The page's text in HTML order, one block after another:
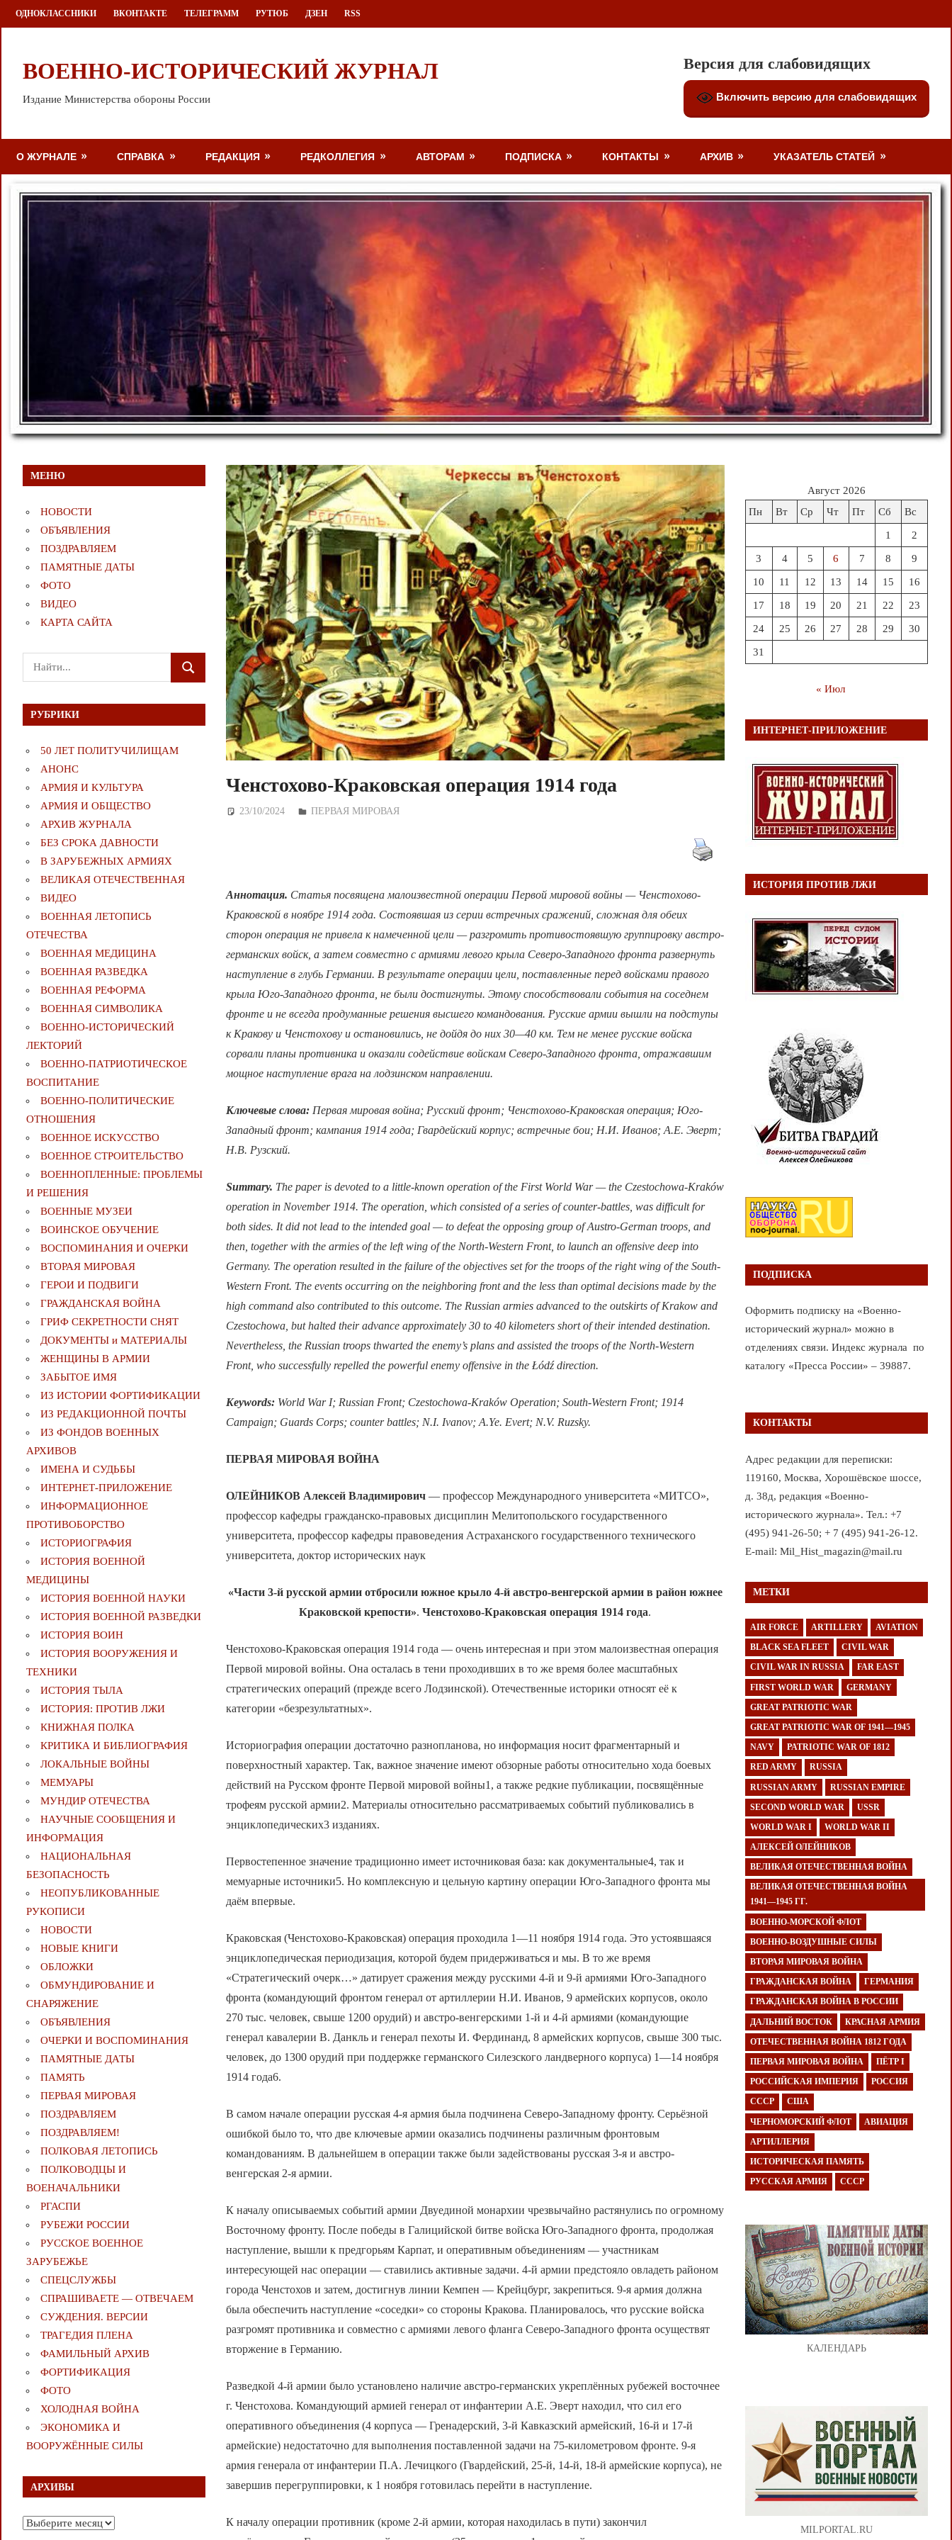
Перейти
к
ОДНОКЛАССНИКИ ВКОНТАКТЕ ТЕЛЕГРАММ РУТЮБ ДЗЕН RSS
ВОЕННО-ИСТОРИЧЕСКИЙ ЖУРНАЛ
Издание Министерства обороны России
Версия для слабовидящих
Включить версию для слабовидящих
О ЖУРНАЛЕ СПРАВКА РЕДАКЦИЯ РЕДКОЛЛЕГИЯ АВТОРАМ ПОДПИСКА КОНТАКТЫ АРХИВ УКАЗАТЕЛЬ СТАТЕЙ
Ченстохово-Краковская операция 1914 года
23/10/2024 Дежурный по Редакции
ПЕРВАЯ МИРОВАЯ
Аннотация. Статья посвящена малоизвестной операции Первой мировой войны — Ченстохово-
Краковской в ноябре 1914 года. Состоявшая из серии встречных сражений, сложная для обеих
сторон операция не привела к намеченной цели — разгромить противостоявшую группировку австро-
германских войск, а затем совместно с армиями левого крыла Северо-Западного фронта развернуть
наступление в глубь Германии. В результате операции цели, поставленные перед войсками правого
крыла Юго-Западного фронта, не были достигнуты. Этому способствовали события на соседнем
фронте и не всегда продуманные решения высшего командования. Русские армии вышли на подступы
к Кракову и Ченстохову и остановились, не дойдя до них 30—40 км. Тем не менее русские войска
сорвали планы противника и оказали содействие войскам Северо-Западного фронта, отражавшим
мощное наступление врага на лодзинском направлении.
Ключевые слова: Первая мировая война; Русский фронт; Ченстохово-Краковская операция; Юго-
Западный фронт; кампания 1914 года; Гвардейский корпус; встречные бои; Н.И. Иванов; А.Е. Эверт;
Н.В. Рузский.
Summary. The paper is devoted to a little-known operation of the First World War — the Czestochowa-Kraków
operation in November 1914. The operation, which consisted of a series of counter-battles, was difficult for
both sides. It did not lead to the intended goal — to defeat the opposing group of Austro-German troops, and
then, together with the armies of the left wing of the North-Western Front, to launch an offensive deep into
Germany. The operation resulted in the failure of the objectives set for the troops of the right wing of the South-
Western Front. The events occurring on the neighboring front and the less than optimal decisions made by the
high command also contributed to this outcome. The Russian armies advanced to the outskirts of Krakow and
Czestochowa, but halted their advance approximately 30 to 40 kilometers short of their intended destination.
Nevertheless, the Russian troops thwarted the enemy’s plans and assisted the troops of the North-Western
Front, who successfully repelled the powerful enemy offensive in the Łódź direction.
Keywords: World War I; Russian Front; Czestochowa-Kraków Operation; South-Western Front; 1914
Campaign; Guards Corps; counter battles; N.I. Ivanov; A.Ye. Evert; N.V. Ruzsky.
ПЕРВАЯ МИРОВАЯ ВОЙНА
ОЛЕЙНИКОВ Алексей Владимирович — профессор Международного университета «МИТСО»,
профессор кафедры гражданско-правовых дисциплин Мелитопольского государственного
университета, профессор кафедры правоведения Астраханского государственного технического
университета, доктор исторических наук
«Части 3-й русской армии отбросили южное крыло 4-й австро-венгерской армии в район южнее
Краковской крепости».Ченстохово-Краковская операция 1914 года.
Ченстохово-Краковская операция 1914 года — очень интересная и при этом малоизвестная операция
Первой мировой войны. Она осталась в тени проходивших в то же время более масштабных
стратегических операций (прежде всего Лодзинской). Отечественные историки относят её к
категории «безрезультатных».
Историография операции достаточно разнопланова, но информация носит фрагментарный и
поверхностный характер. Так, важное значение имеют обзорные работы относительно хода боевых
действий на Русском фронте Первой мировой войны1, а также редкие публикации, посвящённые
трофеям русской армии2. Материалы относительно рассматриваемых событий публиковались в
энциклопедических3 изданиях.
Первостепенное значение традиционно имеет источниковая база: как документальные4, так и
мемуарные источники5. Но комплексную и цельную картину операции Юго-Западного фронта мы
даём впервые.
Краковская (Ченстохово-Краковская) операция проходила 1—11 ноября 1914 года. Это устоявшаяся
энциклопедическая периодизация, которой будем придерживаться и мы. В то же время
«Стратегический очерк…» датирует сражения между русскими 4-й и 9-й армиями Юго-Западного
фронта (командующий фронтом генерал от артиллерии Н.И. Иванов, 9 армейских корпусов, около
270 тыс. человек, свыше 1200 орудий) и австро-венгерскими 1-й и 4-й армиями (командующие
генерал кавалерии В. Данкль и генерал пехоты И. Фердинанд, 8 армейских корпусов, свыше 300 тыс.
человек, до 1300 орудий при поддержке германского Силезского ландверного корпуса) 1—14 ноября
1914 года6.
В самом начале операции русская 4-я армия была подчинена Северо-Западному фронту. Серьёзной
ошибкой было то, что две ключевые армии оказались подчинены различным фронтовым
командованиям. В дальнейшем в операции также были задействованы русская 3-я и австро-
венгерская 2-я армии.
К началу описываемых событий армии Двуединой монархии чрезвычайно растянулись по огромному
Восточному фронту. После победы в Галицийской битве войска Юго-Западного фронта, продолжая
наступление, вышли к предгорьям Карпат, и оперативным объединениям — участникам
интересующей нас операции — ставились активные задачи. 4-й армии предстояло овладеть районом
города Ченстохов и затем, достигнув линии Кемпен — Крейцбург, закрепиться. 9-я армия должна
была обеспечить наступление «соседки» со стороны Кракова. Планировалось, что русские войска
разгромят противника и совместно с армиями левого фланга Северо-Западного фронта осуществят
вторжение в Германию.
Разведкой 4-й армии было установлено наличие австро-германских укреплённых рубежей восточнее
г. Ченстохова. Командующий армией генерал от инфантерии А.Е. Эверт находил, что сил его
оперативного объединения (4 корпуса — Гренадерский, 3-й Кавказский армейский, 16-й и 17-й
армейские) недостаточно для выполнения поставленной задачи на 75-километровом фронте. 9-я
армия генерала от инфантерии П.А. Лечицкого (Гвардейский, 25-й, 14-й, 18-й армейские корпуса), не
завершив перегруппировки, к 1 ноября готовилась перейти в наступление.
К началу операции противник (кроме 2-й армии, которая находилась в пути) закончил
МЕНЮ
НОВОСТИ
ОБЪЯВЛЕНИЯ
ПОЗДРАВЛЯЕМ
ПАМЯТНЫЕ ДАТЫ
ФОТО
ВИДЕО
КАРТА САЙТА
Поиск
для:
ПОИСК
РУБРИКИ
50 ЛЕТ ПОЛИТУЧИЛИЩАМ
АНОНС
АРМИЯ И КУЛЬТУРА
АРМИЯ И ОБЩЕСТВО
АРХИВ ЖУРНАЛА
БЕЗ СРОКА ДАВНОСТИ
В ЗАРУБЕЖНЫХ АРМИЯХ
ВЕЛИКАЯ ОТЕЧЕСТВЕННАЯ
ВИДЕО
ВОЕННАЯ ЛЕТОПИСЬ
ОТЕЧЕСТВА
ВОЕННАЯ МЕДИЦИНА
ВОЕННАЯ РАЗВЕДКА
ВОЕННАЯ РЕФОРМА
ВОЕННАЯ СИМВОЛИКА
ВОЕННО-ИСТОРИЧЕСКИЙ
ЛЕКТОРИЙ
ВОЕННО-ПАТРИОТИЧЕСКОЕ
ВОСПИТАНИЕ
ВОЕННО-ПОЛИТИЧЕСКИE
ОТНОШЕНИЯ
ВОЕННОЕ ИСКУССТВО
ВОЕННОЕ СТРОИТЕЛЬСТВО
ВОЕННОПЛЕННЫЕ: ПРОБЛЕМЫ
И РЕШЕНИЯ
ВОЕННЫЕ МУЗЕИ
ВОИНСКОЕ ОБУЧЕНИЕ
ВОСПОМИНАНИЯ И ОЧЕРКИ
ВТОРАЯ МИРОВАЯ
ГЕРОИ И ПОДВИГИ
ГРАЖДАНСКАЯ ВОЙНА
ГРИФ СЕКРЕТНОСТИ СНЯТ
ДОКУМЕНТЫ и МАТЕРИАЛЫ
ЖЕНЩИНЫ В АРМИИ
ЗАБЫТОЕ ИМЯ
ИЗ ИСТОРИИ ФОРТИФИКАЦИИ
ИЗ РЕДАКЦИОННОЙ ПОЧТЫ
ИЗ ФОНДОВ ВОЕННЫХ
АРХИВОВ
ИМЕНА И СУДЬБЫ
ИНТЕРНЕТ-ПРИЛОЖЕНИЕ
ИНФОРМАЦИОННОЕ
ПРОТИВОБОРСТВО
ИСТОРИОГРАФИЯ
ИСТОРИЯ ВОЕННОЙ
МЕДИЦИНЫ
ИСТОРИЯ ВОЕННОЙ НАУКИ
ИСТОРИЯ ВОЕННОЙ РАЗВЕДКИ
ИСТОРИЯ ВОИН
ИСТОРИЯ ВООРУЖЕНИЯ И
ТЕХНИКИ
ИСТОРИЯ ТЫЛА
ИСТОРИЯ: ПРОТИВ ЛЖИ
КНИЖНАЯ ПОЛКА
КРИТИКА И БИБЛИОГРАФИЯ
ЛОКАЛЬНЫЕ ВОЙНЫ
МЕМУАРЫ
МУНДИР ОТЕЧЕСТВА
НАУЧНЫЕ СООБЩЕНИЯ И
ИНФОРМАЦИЯ
НАЦИОНАЛЬНАЯ
БЕЗОПАСНОСТЬ
НЕОПУБЛИКОВАННЫЕ
РУКОПИСИ
НОВОСТИ
НОВЫЕ КНИГИ
ОБЛОЖКИ
ОБМУНДИРОВАНИЕ И
СНАРЯЖЕНИЕ
ОБЪЯВЛЕНИЯ
ОЧЕРКИ И ВОСПОМИНАНИЯ
ПАМЯТНЫЕ ДАТЫ
ПАМЯТЬ
ПЕРВАЯ МИРОВАЯ
ПОЗДРАВЛЯЕМ
ПОЗДРАВЛЯЕМ!
ПОЛКОВАЯ ЛЕТОПИСЬ
ПОЛКОВОДЦЫ И
ВОЕНАЧАЛЬНИКИ
РГАСПИ
РУБЕЖИ РОССИИ
РУССКОЕ ВОЕННОЕ
ЗАРУБЕЖЬЕ
СПЕЦСЛУЖБЫ
СПРАШИВАЕТЕ — ОТВЕЧАЕМ
СУЖДЕНИЯ. ВЕРСИИ
ТРАГЕДИЯ ПЛЕНА
ФАМИЛЬНЫЙ АРХИВ
ФОРТИФИКАЦИЯ
ФОТО
ХОЛОДНАЯ ВОЙНА
ЭКОНОМИКА И
ВООРУЖЁННЫЕ СИЛЫ
АРХИВЫ
Архивы
Август 2026
Пн
Вт Ср Чт Пт Сб Вс
1 2
3 4 5 6 7 8 9
10 11 12 13 14 15 16
17 18 19 20 21 22 23
24 25 26 27 28 29 30
31
« Июл
ИНТЕРНЕТ-ПРИЛОЖЕНИЕ
ИСТОРИЯ ПРОТИВ ЛЖИ
ПОДПИСКА
Оформить подписку на «Военно-
исторический журнал» можно в
отделениях связи. Индекс журнала по
каталогу «Пресса России» – 39887.
КОНТАКТЫ
Адрес редакции для переписки:
119160, Москва, Хорошёвское шоссе,
д. 38д, редакция «Военно-
исторического журнала». Тел.: +7
(495) 941-26-50; + 7 (495) 941-26-12.
E-mail: Mil_Hist_magazin@mail.ru
МЕТКИ
AIR FORCE ARTILLERY AVIATION
BLACK SEA FLEET CIVIL WAR
CIVIL WAR IN RUSSIA FAR EAST
FIRST WORLD WAR GERMANY
GREAT PATRIOTIC WAR
GREAT PATRIOTIC WAR OF 1941—1945
NAVY PATRIOTIC WAR OF 1812
RED ARMY RUSSIA
RUSSIAN ARMY RUSSIAN EMPIRE
SECOND WORLD WAR USSR
WORLD WAR I WORLD WAR II
АЛЕКСЕЙ ОЛЕЙНИКОВ
ВЕЛИКАЯ ОТЕЧЕСТВЕННАЯ ВОЙНА
ВЕЛИКАЯ ОТЕЧЕСТВЕННАЯ ВОЙНА
1941—1945 ГГ.
ВОЕННО-МОРСКОЙ ФЛОТ
ВОЕННО-ВОЗДУШНЫЕ СИЛЫ
ВТОРАЯ МИРОВАЯ ВОЙНА
ГРАЖДАНСКАЯ ВОЙНА ГЕРМАНИЯ
ГРАЖДАНСКАЯ ВОЙНА В РОССИИ
ДАЛЬНИЙ ВОСТОК КРАСНАЯ АРМИЯ
ОТЕЧЕСТВЕННАЯ ВОЙНА 1812 ГОДА
ПЕРВАЯ МИРОВАЯ ВОЙНА ПЁТР I
РОССИЙСКАЯ ИМПЕРИЯ РОССИЯ
СССР США
ЧЕРНОМОРСКИЙ ФЛОТ АВИАЦИЯ
АРТИЛЛЕРИЯ
ИСТОРИЧЕСКАЯ ПАМЯТЬ
РУССКАЯ АРМИЯ СССР
КАЛЕНДАРЬ
MILPORTAL.RU